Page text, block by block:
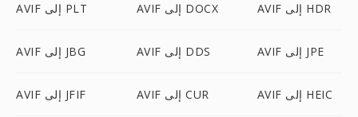
AVIF إلى PLT AVIF إلى DOCX AVIF إلى HDR
AVIF إلى JBG AVIF إلى DDS AVIF إلى JPE
AVIF إلى JFIF AVIF إلى CUR AVIF إلى HEIC